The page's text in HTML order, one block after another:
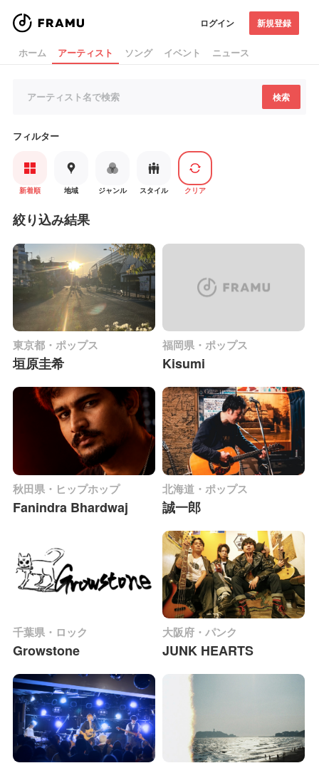
ログイン 新規登録
ホーム アーティスト ソング イベント ニュース
検索
フィルター
新着順 地域 ジャンル スタイル クリア
絞り込み結果
東京都・ポップス
垣原圭希
福岡県・ポップス
Kisumi
秋田県・ヒップホップ
Fanindra Bhardwaj
北海道・ポップス
誠一郎
千葉県・ロック
Growstone
大阪府・パンク
JUNK HEARTS